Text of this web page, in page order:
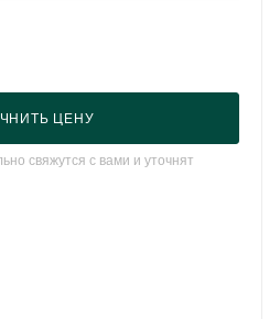
ЦЕНУ
свяжутся с вами и уточнят